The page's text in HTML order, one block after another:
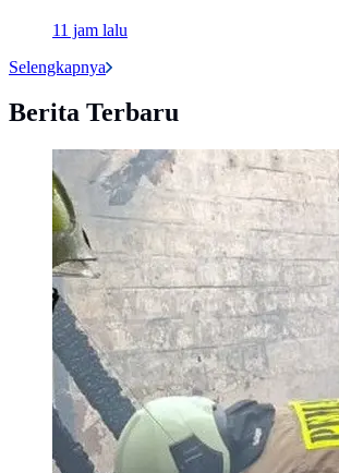
11 jam lalu
Selengkapnya
Berita Terbaru